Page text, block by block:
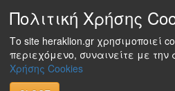
Πολιτική Χρήσης
Το site heraklion.gr χρησιμοποιεί
περιεχόμενο, συναινείτε με την
Χρήσης Cookies